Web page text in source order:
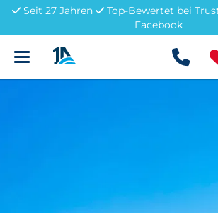
Seit 27 Jahren
Top-Bewertet bei
Facebook
Menü +49